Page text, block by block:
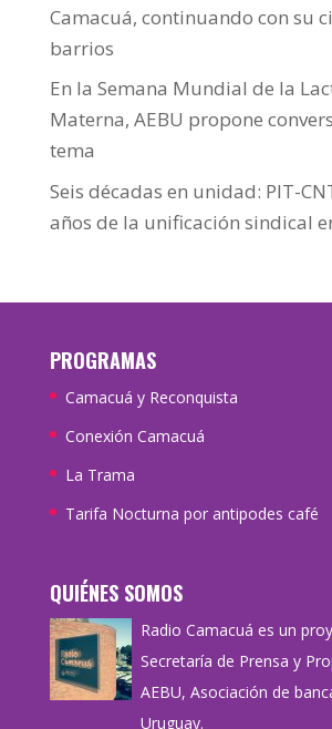
Camacuá, continuando con su
barrios
En la Semana Mundial de la
Materna, AEBU propone
tema
Seis décadas en unidad: PIT-
años de la unificación sindical
PROGRAMAS
Camacuá y Reconquista
Conexión Camacuá
La Trama
Tarifa Nocturna por antipodes café
QUIÉNES SOMOS
Radio Camacuá es un
Secretaría de Prensa y
AEBU, Asociación de
Uruguay.